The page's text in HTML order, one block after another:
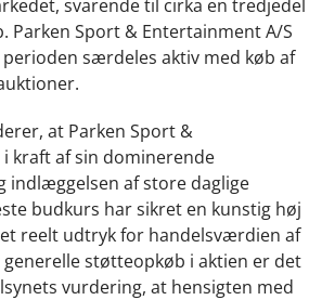
svarende til cirka en tredjedel
Parken Sport & Entertainment A/S
særdeles aktiv med køb af
at Parken Sport &
kraft af sin dominerende
indlæggelsen af store daglige
budkurs har sikret en kunstig høj
reelt udtryk for handelsværdien af
støtteopkøb i aktien er det
vurdering, at hensigten med